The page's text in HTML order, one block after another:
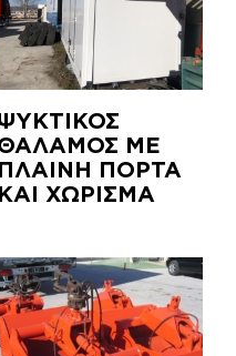
ΜΕ
ΠΛΑΙΝΗ ΠΟΡΤΑ
ΚΑΙ ΧΩΡΙΣΜΑ